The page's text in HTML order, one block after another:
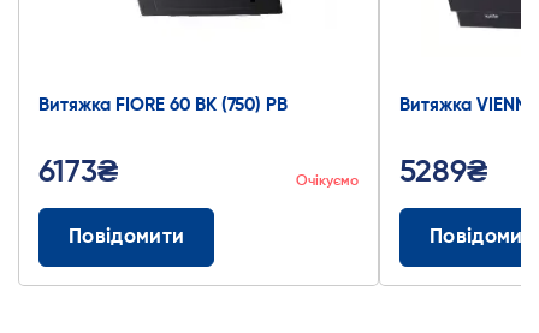
Витяжка FIORE 60 BK (750) PB
6173₴ Очікуємо
Повідомити
Витяжка
5289₴